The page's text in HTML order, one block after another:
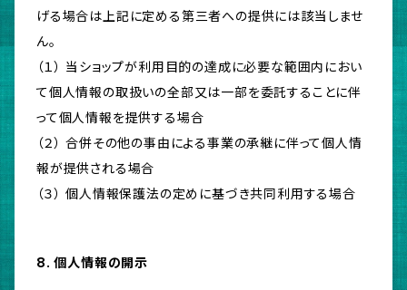
げる場合は上記に定める第三者への提供には該当しませ
ん。
（１） 当ショップが利用目的の達成に必要な範囲内におい
て個人情報の取扱いの全部又は一部を委託することに伴
って個人情報を提供する場合
（２） 合併その他の事由による事業の承継に伴って個人情
報が提供される場合
（３） 個人情報保護法の定めに基づき共同利用する場合
8. 個人情報の開示